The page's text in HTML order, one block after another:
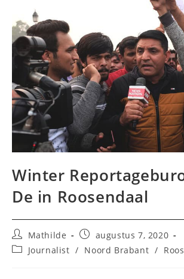
Winter
De in Roosendaal
Bericht
auteur:
Mathilde
Bericht
gepubliceerd
op:
augustus 7, 2020
Berichtcategorie:
Journalist / Noord Brabant /